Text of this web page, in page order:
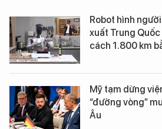
Robot hình
xuất Trung
cách 1.800 km
Mỹ tạm dừng
“đường vòng”
Âu